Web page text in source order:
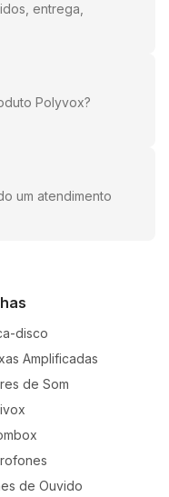
entrega,
Polyvox?
um atendimento
disco
Amplificadas
de Som
de Ouvido